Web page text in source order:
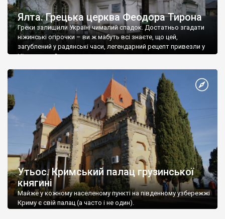
Ялта. Грецька церква Феодора Тирона
Греки залишили Україні чималий спадок. Достатньо згадати
ніжинські огірочки – ви ж мабуть всі знаєте, що цей,
загублений у радянські часи, легендарний рецепт привезли у
Ніжин греки?
Утьос. Кримський палац грузинської
княгині
Майже у кожному населеному пункті на південному узбережжі
Криму є свій палац (а часто і не один).